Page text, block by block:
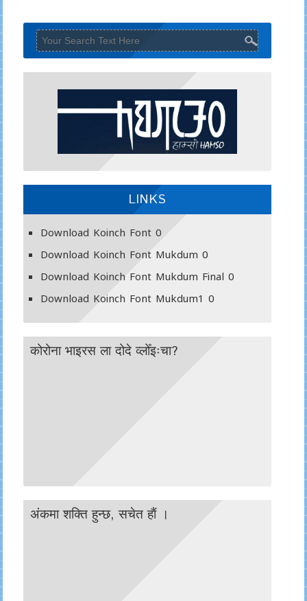
LINKS
Download Koinch Font0
Download Koinch Font Mukdum 0
Download Koinch Font Mukdum Final 0
Download Koinch Font Mukdum1 0
कोरोना भाइरस ला दोदे व्लोँइःचा?
अंकमा शक्ति हुन्छ, सचेत हाैं ।